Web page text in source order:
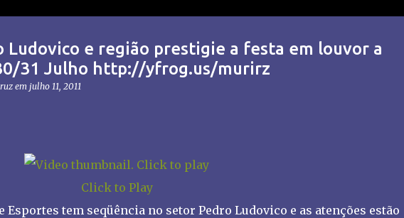
Ludovico e região prestigie a festa em louvor a
31 Julho http://yfrog.us/murirz
em julho 11, 2011
Click to Play
Esportes tem seqüência no setor Pedro Ludovico e as atenções estão